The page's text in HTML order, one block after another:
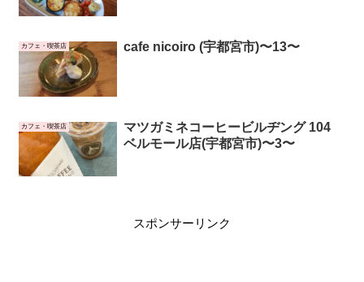
カフェ・喫茶店 cafe nicoiro (宇都宮市)〜13〜
カフェ・喫茶店
マツガミネコーヒービルヂング 104
ベルモール店(宇都宮市)〜3〜
スポンサーリンク